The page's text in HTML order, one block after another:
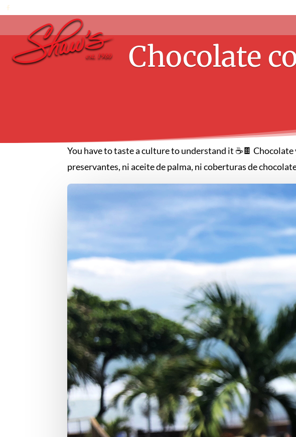
Chocolate
You have to taste a culture to understand it ☕️🍫
preservantes, ni aceite de palma, ni coberturas de